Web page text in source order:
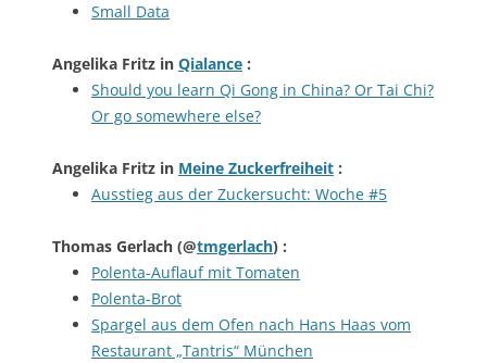
Small Data
Angelika Fritz in Qialance :
Should you learn Qi Gong in China? Or Tai Chi?
Or go somewhere else?
Angelika Fritz in Meine Zuckerfreiheit :
Ausstieg aus der Zuckersucht: Woche #5
Thomas Gerlach (@tmgerlach) :
Polenta-Auflauf mit Tomaten
Polenta-Brot
Spargel aus dem Ofen nach Hans Haas vom
Restaurant „Tantris“ München